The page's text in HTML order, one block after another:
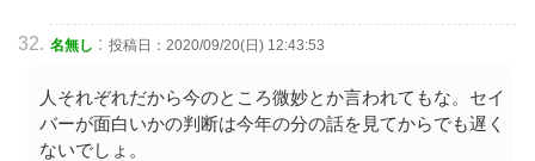
名無し : 投稿日：2020/09/20(日) 12:43:53
人それぞれだから今のところ微妙とか言われてもな。セイ
バーが面白いかの判断は今年の分の話を見てからでも遅く
ないでしょ。